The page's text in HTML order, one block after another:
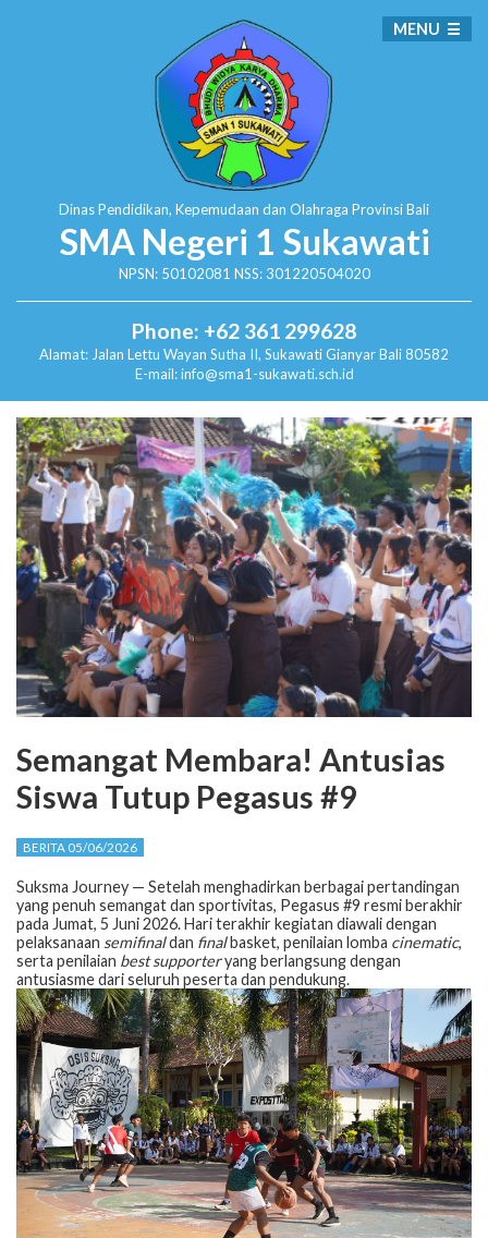
Dinas Pendidikan, Kepemudaan dan Olahraga Provinsi Bali
SMA Negeri 1 Sukawati
NPSN: 50102081 NSS: 301220504020
Phone: +62 361 299628
Alamat: Jalan Lettu Wayan Sutha II, SukawatiGianyar Bali 80582
E-mail: info@sma1-sukawati.sch.id
MENU
Semangat Membara! Antusias
Siswa Tutup Pegasus #9
BERITA 05/06/2026
Suksma Journey — Setelah menghadirkan berbagai pertandingan
yang penuh semangat dan sportivitas, Pegasus #9 resmi berakhir
pada Jumat, 5 Juni 2026. Hari terakhir kegiatan diawali dengan
pelaksanaan semifinaldan finalbasket, penilaian lomba cinematic,
serta penilaian best supporteryang berlangsung dengan
antusiasme dari seluruh peserta dan pendukung.